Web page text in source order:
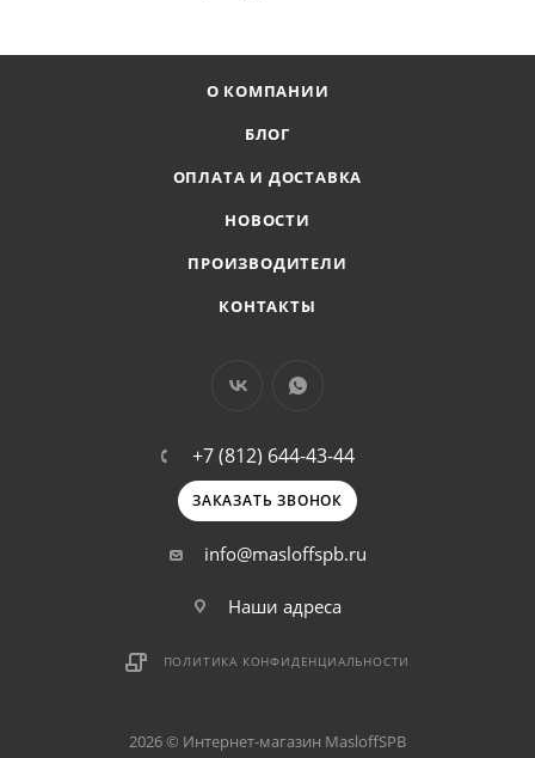
О КОМПАНИИ
БЛОГ
ОПЛАТА И ДОСТАВКА
НОВОСТИ
ПРОИЗВОДИТЕЛИ
КОНТАКТЫ
+7 (812) 644-43-44
ЗАКАЗАТЬ ЗВОНОК
info@masloffspb.ru
Наши адреса
ПОЛИТИКА КОНФИДЕНЦИАЛЬНОСТИ
2026 © Интернет-магазин MasloffSPB